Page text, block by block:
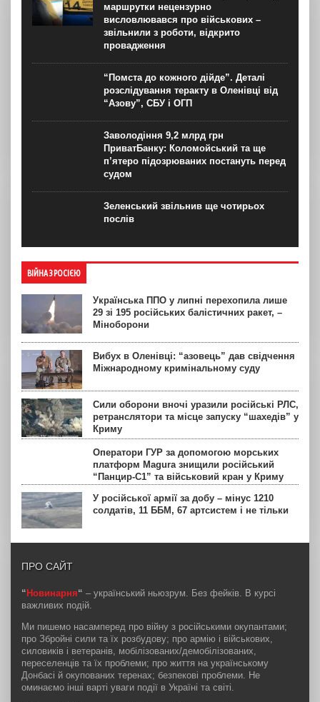
маршрутки нецензурно
висловлювався про військових –
звільнили з роботи, відкрито
провадження
“Помста до кожного дійде”. Деталі
розслідування теракту в Оленівці від
“Азову”, СБУ і ОГП
Заволодіння 9,2 млрд грн
ПриватБанку: Коломойський та ще
п’ятеро підозрюваних постануть перед
судом
Зеленський звільнив ще чотирьох
послів
ВІЙНА З РОСІЄЮ
Українська ППО у липні перехопила лише
29 зі 195 російських балістичних ракет, –
Міноборони
Вибух в Оленівці: “азовець” дав свідчення
Міжнародному кримінальному суду
Сили оборони вночі уразили російські РЛС,
ретранслятори та місце запуску “шахедів” у
Криму
Оператори ГУР за допомогою морських
платформ Magura знищили російський
“Панцир-С1” та військовий кран у Криму
У російської армії за добу – мінус 1210
солдатів, 11 ББМ, 67 артсистем і не тільки
ПРО САЙТ
“ Новинарня“ – український ньюзрум. Без фейків. В курсі
важливих подій.
Ми пишемо насамперед про війну з російськими окупантами;
про Збройні сили та їх розбудову; про армію і військових,
силовиків і ветеранів, мобілізованих/демобілізованих,
переселенців та їх проблеми; про життя на українському
Донбасі й окупованих теренах; безпекові проблеми. Не
оминаємо інші варті уваги події в Україні та світі.